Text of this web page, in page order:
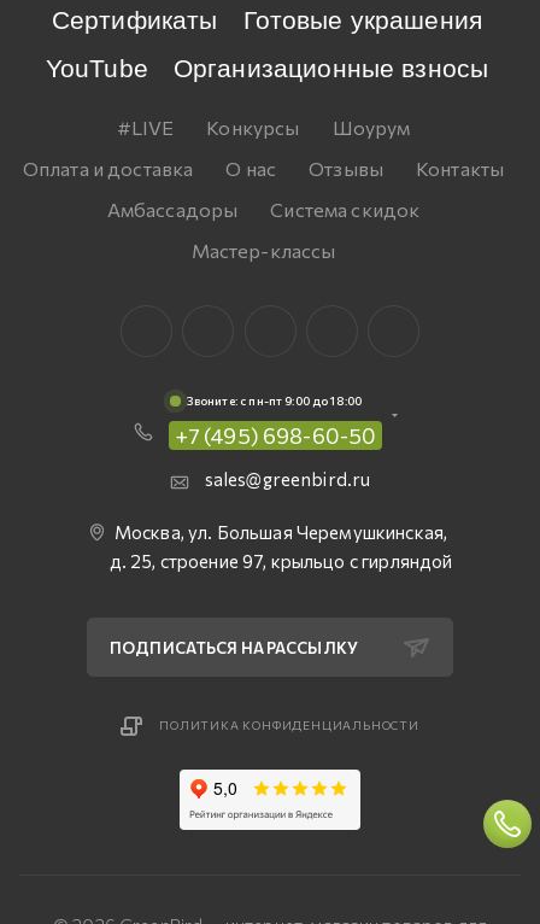
Сертификаты
Готовые украшения
YouTube
Организационные взносы
#LIVE Конкурсы
Шоурум
Оплата и доставка
О нас Отзывы
Контакты
Амбассадоры
Система скидок
Мастер-классы
Звоните: c пн-пт 9:00 до 18:00
+7 (495) 698-60-50
sales@greenbird.ru
Москва, ул. Большая Черемушкинская,
д. 25, строение 97, крыльцо с гирляндой
ПОДПИСАТЬСЯ НА РАССЫЛКУ
ПОЛИТИКА КОНФИДЕНЦИАЛЬНОСТИ